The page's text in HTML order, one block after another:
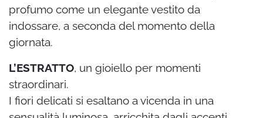
profumo come un elegante vestito da
indossare, a seconda del momento della
giornata.
L’ESTRATTO, un gioiello per momenti
straordinari.
I fiori delicati si esaltano a vicenda in una